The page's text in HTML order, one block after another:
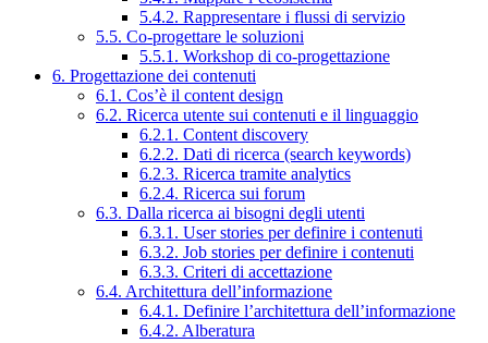
5.4.2. Rappresentare i flussi di servizio
5.5. Co-progettare le soluzioni
5.5.1. Workshop di co-progettazione
6. Progettazione dei contenuti
6.1. Cos’è il content design
6.2. Ricerca utente sui contenuti e il linguaggio
6.2.1. Content discovery
6.2.2. Dati di ricerca (search keywords)
6.2.3. Ricerca tramite analytics
6.2.4. Ricerca sui forum
6.3. Dalla ricerca ai bisogni degli utenti
6.3.1. User stories per definire i contenuti
6.3.2. Job stories per definire i contenuti
6.3.3. Criteri di accettazione
6.4. Architettura dell’informazione
6.4.1. Definire l’architettura dell’informazione
6.4.2. Alberatura